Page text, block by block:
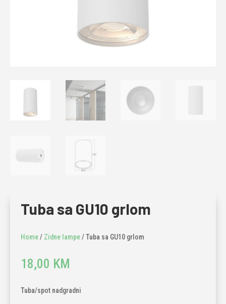
Tuba sa GU10 grlom
Home/ Zidne lampe/ Tuba sa GU10 grlom
18,00 KM
Tuba/spot nadgradni